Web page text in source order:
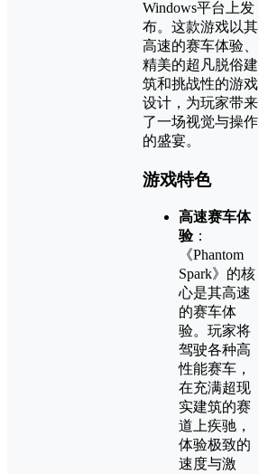
Windows平台上发
布。这款游戏以其
高速的赛车体验、
精美的超凡脱俗建
筑和挑战性的游戏
设计，为玩家带来
了一场视觉与操作
的盛宴。
游戏特色
高速赛车体
验：
《Phantom
Spark》的核
心是其高速
的赛车体
验。玩家将
驾驶各种高
性能赛车，
在充满超现
实建筑的赛
道上疾驰，
体验极致的
速度与激